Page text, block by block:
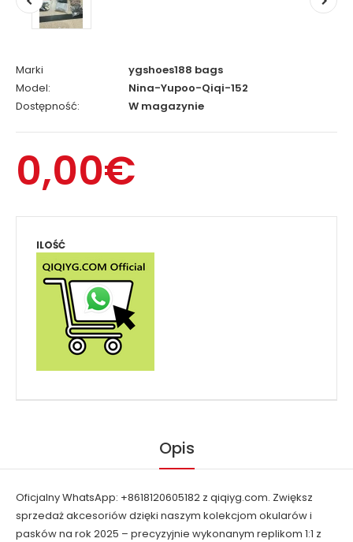
Marki
ygshoes188 bags
Model:
Nina-Yupoo-Qiqi-152
Dostępność:
W magazynie
0,00€
ILOŚĆ
Opis
Oficjalny WhatsApp: +8618120605182 z qiqiyg.com. Zwiększ
sprzedaż akcesoriów dzięki naszym kolekcjom okularów i
pasków na rok 2025 – precyzyjnie wykonanym replikom 1:1 z